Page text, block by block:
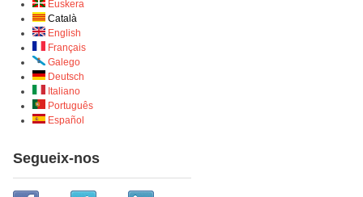
Euskera
Català
English
Français
Galego
Deutsch
Italiano
Português
Español
Segueix-nos